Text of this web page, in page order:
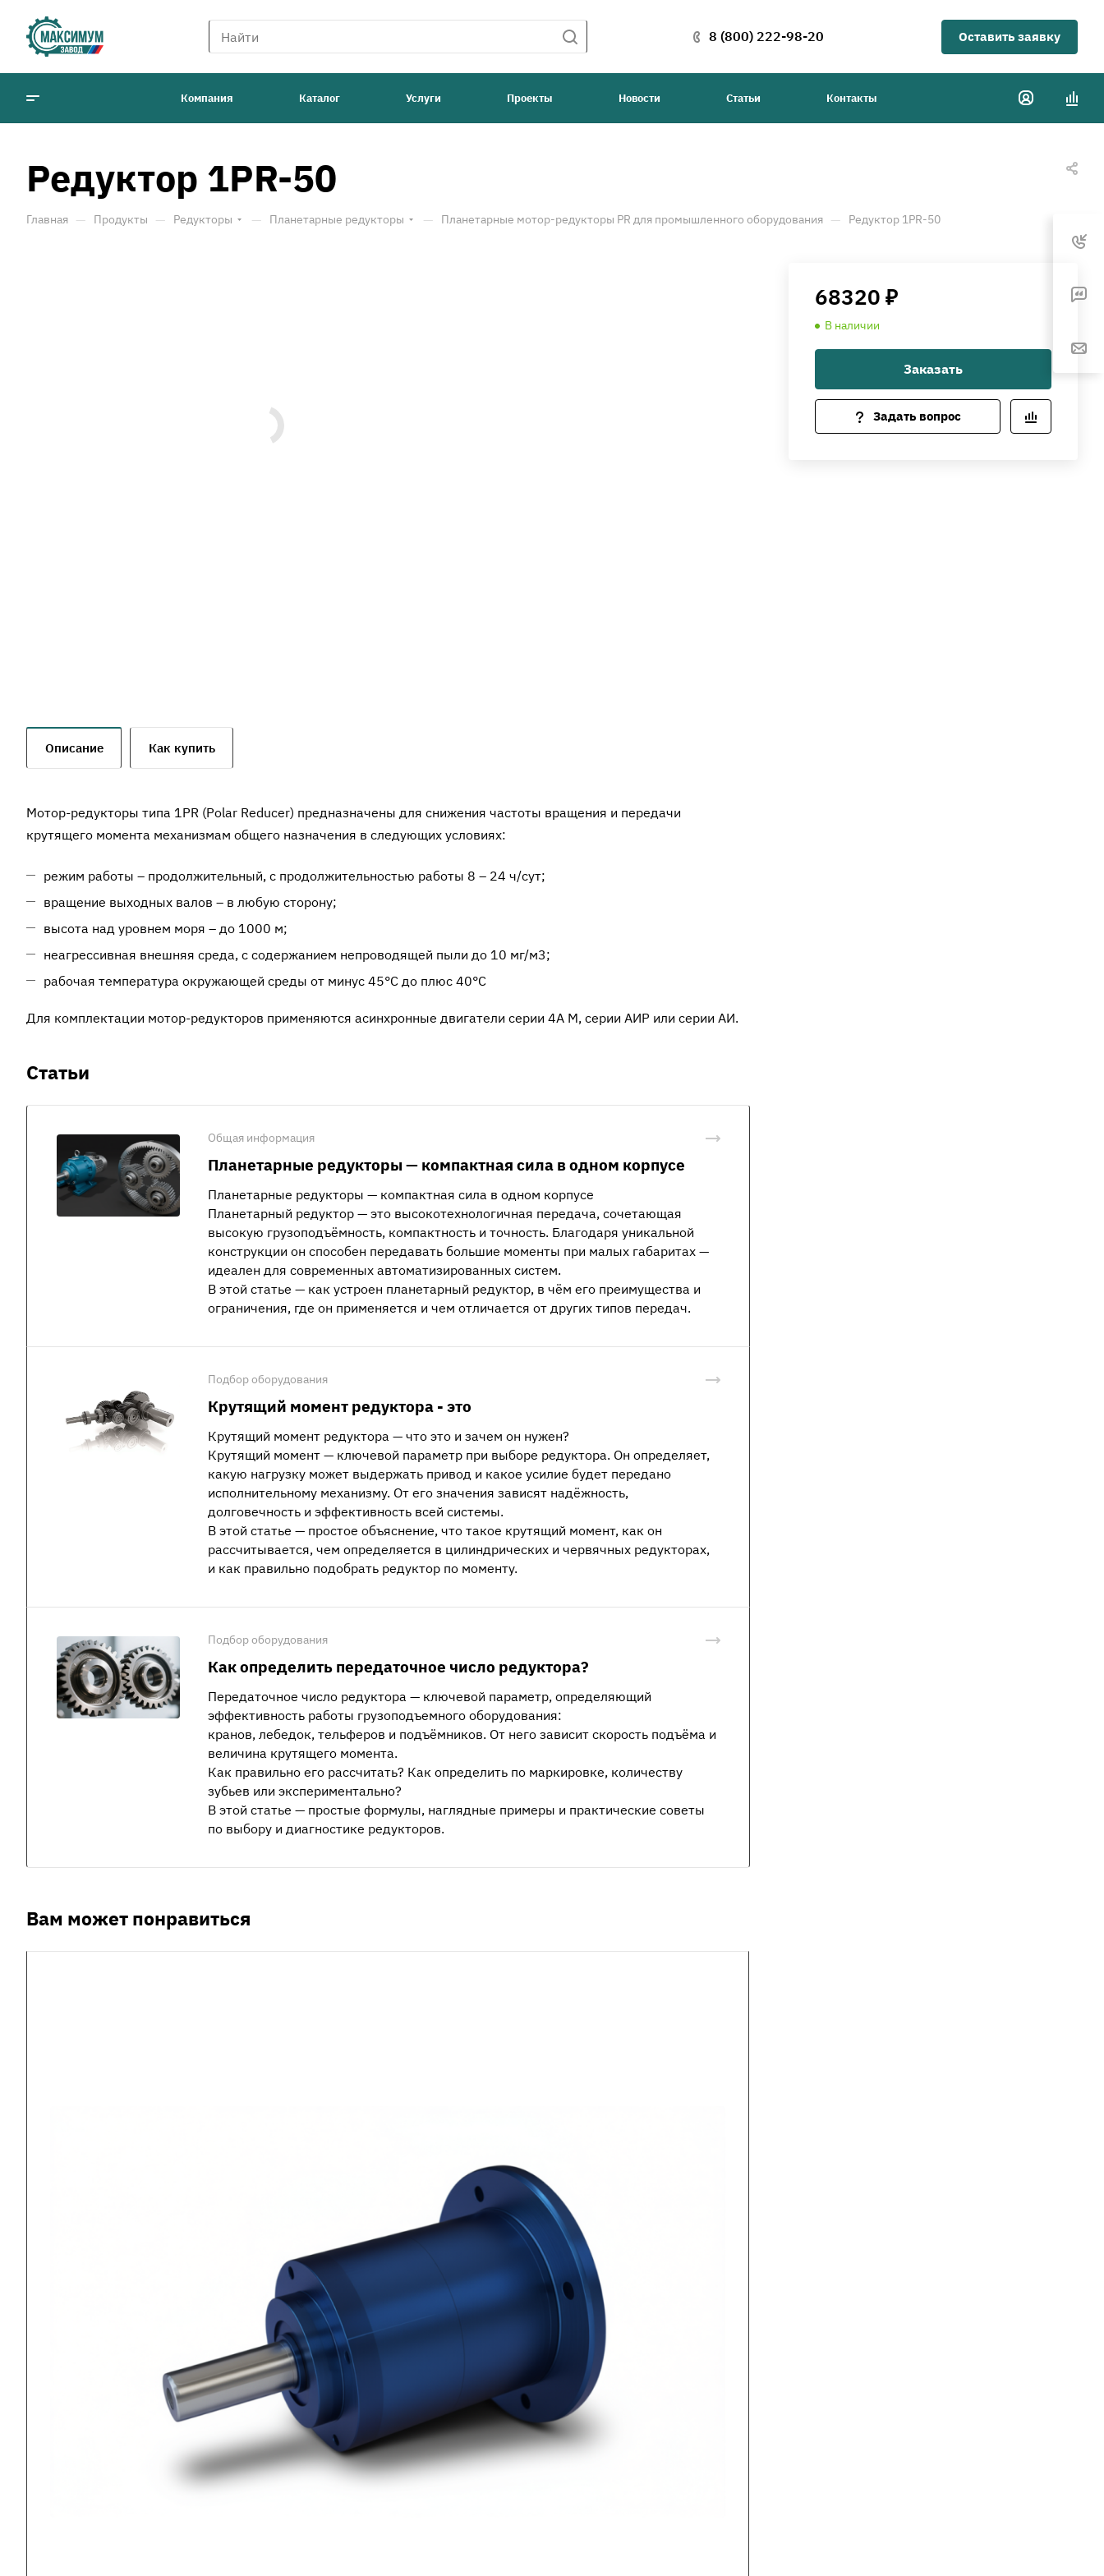
8 (800) 222-98-20 Оставить заявку
Компания Каталог Услуги Проекты Новости Статьи Контакты
Редуктор 1PR-50
Главная — Продукты — Редукторы — Планетарные редукторы — Планетарные мотор-редукторы PR для промышленного оборудования — Редуктор 1PR-50
68320 ₽
В наличии
Заказать
Задать вопрос
Описание Как купить
Мотор-редукторы типа 1PR (Polar Reducer) предназначены для снижения частоты вращения и передачи
крутящего момента механизмам общего назначения в следующих условиях:
режим работы – продолжительный, с продолжительностью работы 8 – 24 ч/сут;
вращение выходных валов – в любую сторону;
высота над уровнем моря – до 1000 м;
неагрессивная внешняя среда, с содержанием непроводящей пыли до 10 мг/м3;
рабочая температура окружающей среды от минус 45°С до плюс 40°С
Для комплектации мотор-редукторов применяются асинхронные двигатели серии 4А М, серии АИР или серии АИ.
Статьи
Общая информация
Планетарные редукторы — компактная сила в одном корпусе
Планетарные редукторы — компактная сила в одном корпусе
Планетарный редуктор — это высокотехнологичная передача, сочетающая
высокую грузоподъёмность, компактность и точность. Благодаря уникальной
конструкции он способен передавать большие моменты при малых габаритах —
идеален для современных автоматизированных систем.
В этой статье — как устроен планетарный редуктор, в чём его преимущества и
ограничения, где он применяется и чем отличается от других типов передач.
Подбор оборудования
Крутящий момент редуктора - это
Крутящий момент редуктора — что это и зачем он нужен?
Крутящий момент — ключевой параметр при выборе редуктора. Он определяет,
какую нагрузку может выдержать привод и какое усилие будет передано
исполнительному механизму. От его значения зависят надёжность,
долговечность и эффективность всей системы.
В этой статье — простое объяснение, что такое крутящий момент, как он
рассчитывается, чем определяется в цилиндрических и червячных редукторах,
и как правильно подобрать редуктор по моменту.
Подбор оборудования
Как определить передаточное число редуктора?
Передаточное число редуктора — ключевой параметр, определяющий
эффективность работы грузоподъемного оборудования:
кранов, лебедок, тельферов и подъёмников. От него зависит скорость подъёма и
величина крутящего момента.
Как правильно его рассчитать? Как определить по маркировке, количеству
зубьев или экспериментально?
В этой статье — простые формулы, наглядные примеры и практические советы
по выбору и диагностике редукторов.
Вам может понравиться